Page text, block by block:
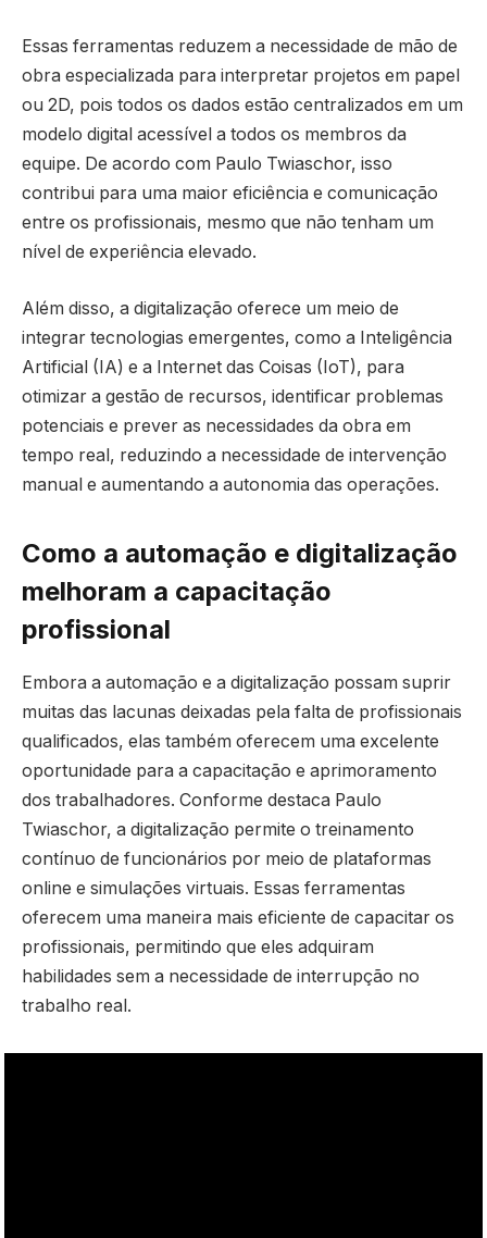
Essas ferramentas reduzem a necessidade de mão de
obra especializada para interpretar projetos em papel
ou 2D, pois todos os dados estão centralizados em um
modelo digital acessível a todos os membros da
equipe. De acordo com Paulo Twiaschor, isso
contribui para uma maior eficiência e comunicação
entre os profissionais, mesmo que não tenham um
nível de experiência elevado.
Além disso, a digitalização oferece um meio de
integrar tecnologias emergentes, como a Inteligência
Artificial (IA) e a Internet das Coisas (IoT), para
otimizar a gestão de recursos, identificar problemas
potenciais e prever as necessidades da obra em
tempo real, reduzindo a necessidade de intervenção
manual e aumentando a autonomia das operações.
Como a automação e digitalização
melhoram a capacitação
profissional
Embora a automação e a digitalização possam suprir
muitas das lacunas deixadas pela falta de profissionais
qualificados, elas também oferecem uma excelente
oportunidade para a capacitação e aprimoramento
dos trabalhadores. Conforme destaca Paulo
Twiaschor, a digitalização permite o treinamento
contínuo de funcionários por meio de plataformas
online e simulações virtuais. Essas ferramentas
oferecem uma maneira mais eficiente de capacitar os
profissionais, permitindo que eles adquiram
habilidades sem a necessidade de interrupção no
trabalho real.